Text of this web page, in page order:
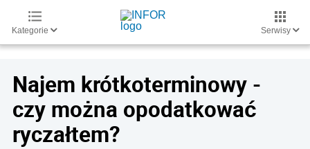
Kategorie Serwisy
Najem krótkoterminowy -
czy można opodatkować
ryczałtem?